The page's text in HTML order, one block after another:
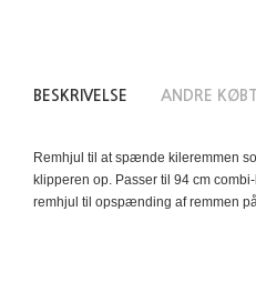
BESKRIVELSE ANDRE
Remhjul til at spænde kileremmen
klipperen op. Passer til 94 cm
remhjul til opspænding af remmen